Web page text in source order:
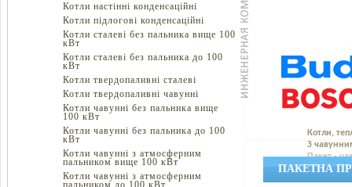
Котли настінні конденсаційні
Котли підлогові конденсаційні
Котли сталеві без пальника вище 100
кВт
Котли сталеві без пальника до 100
кВт
Котли твердопаливні сталеві
Котли твердопаливні чавунні
Котли чавунні без пальника вище
100 кВт
Котли чавунні без пальника до 100
кВт
Котли чавунні з атмосферним
пальником вище 100 кВт
Котли чавунні з атмосферним
пальником до 100 кВт
Котли,
З
Пакет -
ПАКЕТНА